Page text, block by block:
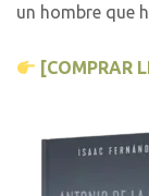
un hombre que
[COMPRAR